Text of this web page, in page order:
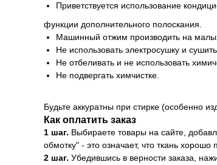
Приветствуется использование
функции дополнительного полоскания.
Машинный отжим производить на
Не использовать электросушку и
Не отбеливать и не использовать
Не подвергать химчистке.
Будьте аккуратны при стирке (особенно
Как оплатить заказ
1 шаг. Выбираете товары на сайте,
обмотку" - это означает, что ткань
2 шаг. Убедившись в верности заказа,